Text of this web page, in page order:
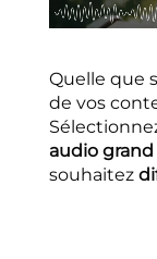
Quelle que
de vos
audio
souhaitez